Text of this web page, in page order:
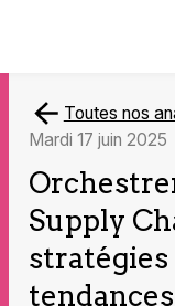
Toutes nos
mardi 17 juin 2025
Supply